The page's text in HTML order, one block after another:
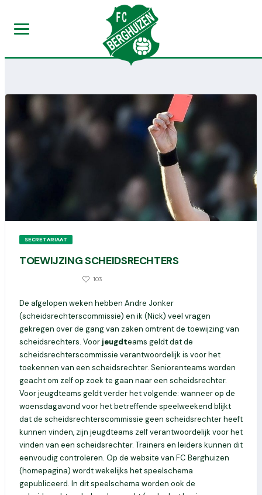
SECRETARIAAT
TOEWIJZING SCHEIDSRECHTERS
103
De afgelopen weken hebben Andre Jonker
(scheidsrechterscommissie) en ik (Nick) veel vragen
gekregen over de gang van zaken omtrent de toewijzing van
scheidsrechters. Voor jeugdteams geldt dat de
scheidsrechterscommissie verantwoordelijk is voor het
toekennen van een scheidsrechter. Seniorenteams worden
geacht om zelf op zoek te gaan naar een scheidsrechter.
Voor jeugdteams geldt verder het volgende: wanneer op de
woensdagavond voor het betreffende speelweekend blijkt
dat de scheidsrechterscommissie geen scheidsrechter heeft
kunnen vinden, zijn jeugdteams zelf verantwoordelijk voor het
vinden van een scheidsrechter. Trainers en leiders kunnen dit
eenvoudig controleren. Op de website van FC Berghuizen
(homepagina) wordt wekelijks het speelschema
gepubliceerd. In dit speelschema worden ook de